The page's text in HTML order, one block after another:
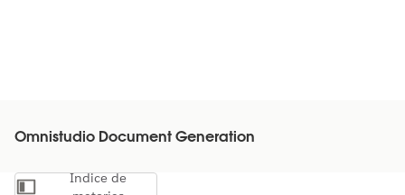
Omnistudio Document Generation
Mostrar índice de materias
Índice de